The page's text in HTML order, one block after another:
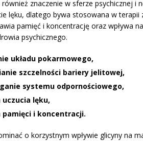
również znaczenie w sferze psychicznej i
lęku, dlatego bywa stosowana w terapii
pamięć i koncentrację oraz wpływa
psychicznego.
układu pokarmowego,
szczelności bariery jelitowej,
systemu odpornościowego,
lęku,
pamięci i koncentracji.
o korzystnym wpływie glicyny na